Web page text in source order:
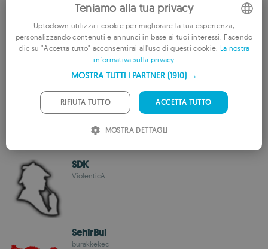
Guess the Song 2015
Naritasoft
1 Pic: Conclusion
Nebo Apps
SDK
ViolenticA
SehirBul
burakkekec
ENGLISH
PORTUGUESE
Teniamo alla tua privacy
Uptodown utilizza i cookie per migliorare la tua esperienza,
personalizzando contenuti e annunci in base ai tuoi interessi. Facendo
clic su "Accetta tutto" acconsentirai all'uso di questi cookie. La nostra
informativa sulla privacy
MOSTRA TUTTI I PARTNER (1910) →
ACCETTA TUTTO
RIFIUTA TUTTO
MOSTRA DETTAGLI